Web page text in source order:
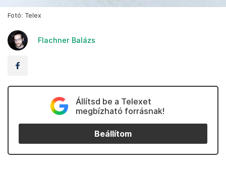
Fotó: Telex
Flachner Balázs
Állítsd be a Telexet
megbízható forrásnak!
Beállítom